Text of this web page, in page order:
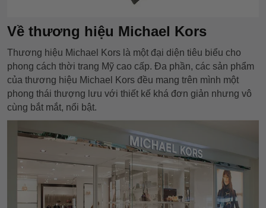
Về thương hiệu Michael Kors
Thương hiệu Michael Kors là một đại diện tiêu biểu cho
phong cách thời trang Mỹ cao cấp. Đa phần, các sản phẩm
của thương hiệu Michael Kors đều mang trên mình một
phong thái thượng lưu với thiết kế khá đơn giản nhưng vô
cùng bắt mắt, nổi bật.